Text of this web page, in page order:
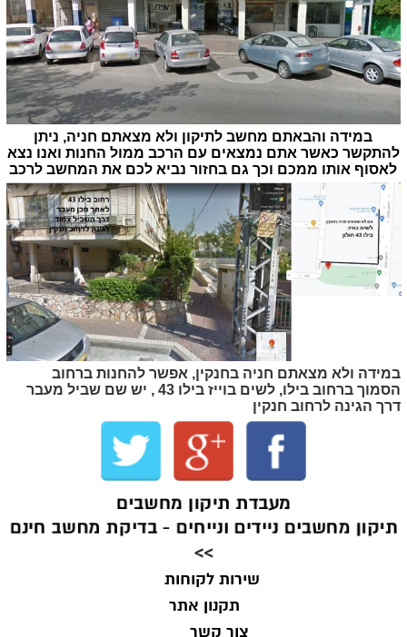
צור קשר
תקנון אתר
שירות לקוחות
מעבדת תיקון מחשבים
תיקון מחשבים ניידים ונייחים - בדיקת מחשב חינם
>>
במידה והבאתם מחשב לתיקון ולא מצאתם חניה, ניתן
להתקשר כאשר אתם נמצאים עם הרכב ממול החנות ואנו נצא
לאסוף אותו ממכם וכך גם בחזור נביא לכם את המחשב לרכב
במידה ולא מצאתם חניה בחנקין, אפשר להחנות ברחוב
הסמוך ברחוב בילו, לשים בוייז בילו 43 , יש שם שביל מעבר
דרך הגינה לרחוב חנקין